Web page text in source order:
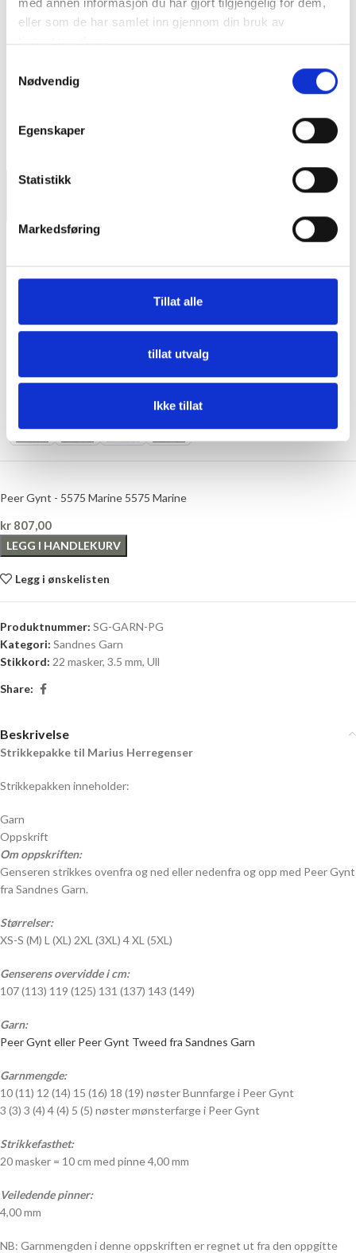
eller som de har samlet inn gjennom din bruk av
tjenestene deres.
Nødvendig
Egenskaper
Statistikk
Markedsføring
Tillat alle
tillat utvalg
Ikke tillat
Peer Gynt - 5575 Marine 5575 Marine
kr 807,00
LEGG I HANDLEKURV
Legg i ønskelisten
Produktnummer: SG-GARN-PG
Kategori: Sandnes Garn
Stikkord: 22 masker, 3.5 mm, Ull
Share:
Beskrivelse
Strikkepakke til Marius Herregenser
Strikkepakken inneholder:
Garn
Oppskrift
Om oppskriften:
Genseren strikkes ovenfra og ned eller nedenfra og opp med Peer Gynt
fra Sandnes Garn.
Størrelser:
XS-S (M) L (XL) 2XL (3XL) 4 XL (5XL)
Genserens overvidde i cm:
107 (113) 119 (125) 131 (137) 143 (149)
Garn:
Peer Gynt eller Peer Gynt Tweed fra Sandnes Garn
Garnmengde:
10 (11) 12 (14) 15 (16) 18 (19) nøster Bunnfarge i Peer Gynt
3 (3) 3 (4) 4 (4) 5 (5) nøster mønsterfarge i Peer Gynt
Strikkefasthet:
20 masker = 10 cm med pinne 4,00 mm
Veiledende pinner:
4,00 mm
NB: Garnmengden i denne oppskriften er regnet ut fra den oppgitte